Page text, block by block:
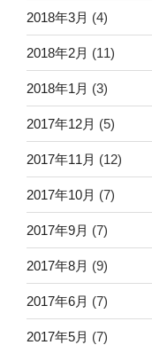
2018年3月 (4)
2018年2月 (11)
2018年1月 (3)
2017年12月 (5)
2017年11月 (12)
2017年10月 (7)
2017年9月 (7)
2017年8月 (9)
2017年6月 (7)
2017年5月 (7)